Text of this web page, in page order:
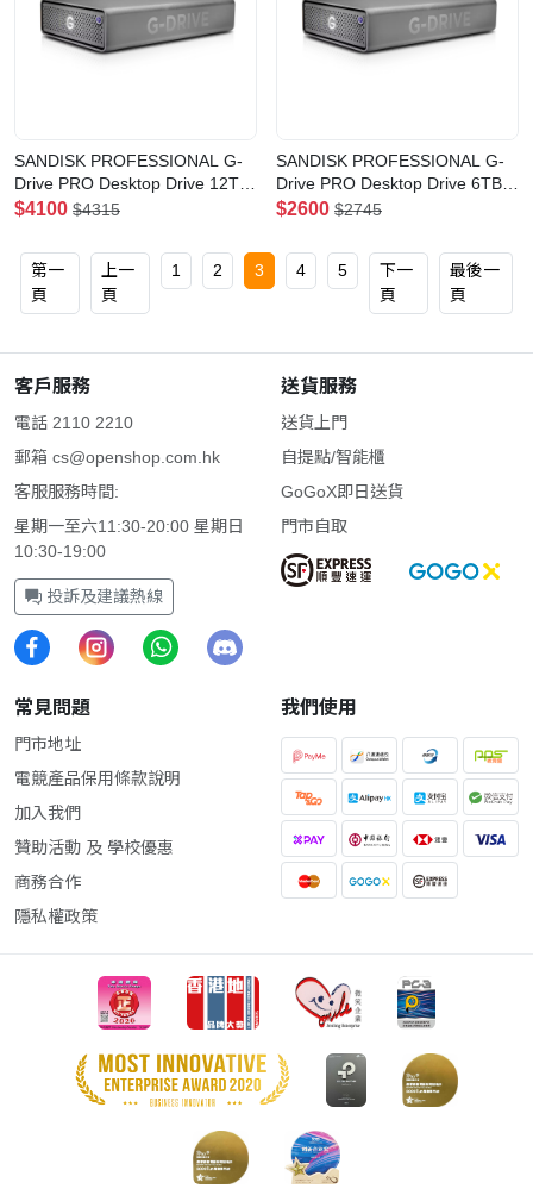
SANDISK PROFESSIONAL G-
Drive PRO Desktop Drive 12TB
TH3 雷電3 外置硬碟(12TB)
$4100 $4315
SANDISK PROFESSIONAL G-
Drive PRO Desktop Drive 6TB
TH3 雷電3 外置硬碟(6TB)
$2600 $2745
第一
頁
上一
頁
1 2 3 4 5
下一
頁
最後一
頁
客戶服務
電話 2110 2210
郵箱 cs@openshop.com.hk
客服服務時間:
星期一至六11:30-20:00 星期日
10:30-19:00
投訴及建議熱線
送貨服務
送貨上門
自提點/智能櫃
GoGoX即日送貨
門市自取
常見問題
門市地址
電競產品保用條款說明
加入我們
贊助活動 及 學校優惠
商務合作
隱私權政策
我們使用